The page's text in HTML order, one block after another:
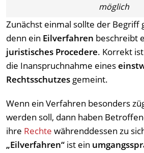
möglich
Zunächst einmal sollte der Begriff
denn ein Eilverfahren beschreibt
juristisches Procedere. Korrekt
die Inanspruchnahme eines
Rechtsschutzes gemeint.
Wenn ein Verfahren besonders
werden soll, dann haben
ihre Rechte währenddessen zu
„Eilverfahren“ ist ein